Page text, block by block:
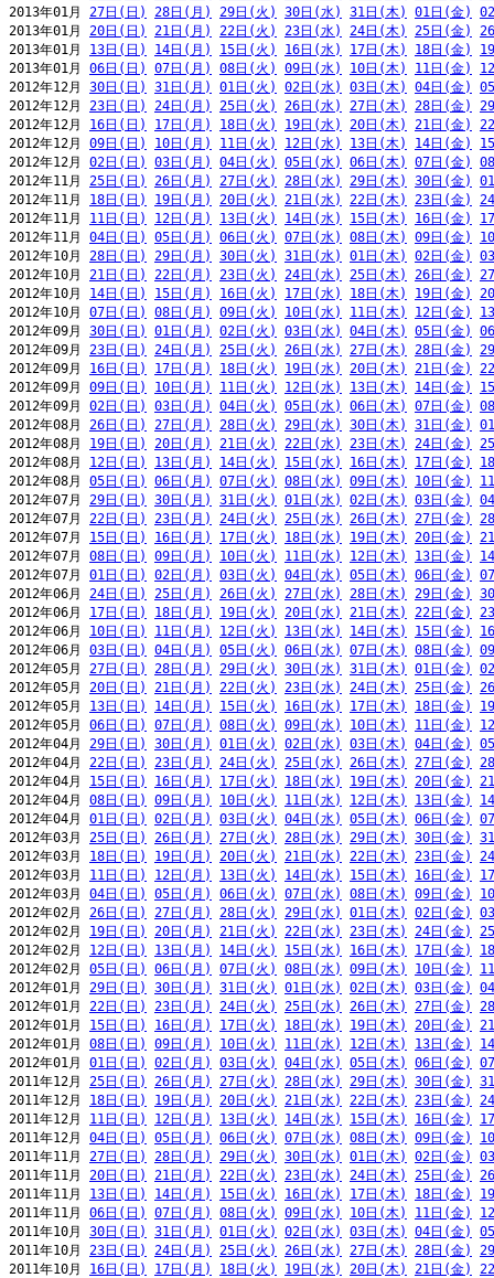
2013年01月 27日(日) 28日(月) 29日(火) 30日(水) 31日(木) 01日(金)
2013年01月 20日(日) 21日(月) 22日(火) 23日(水) 24日(木) 25日(金)
2013年01月 13日(日) 14日(月) 15日(火) 16日(水) 17日(木) 18日(金)
2013年01月 06日(日) 07日(月) 08日(火) 09日(水) 10日(木) 11日(金)
2012年12月 30日(日) 31日(月) 01日(火) 02日(水) 03日(木) 04日(金)
2012年12月 23日(日) 24日(月) 25日(火) 26日(水) 27日(木) 28日(金)
2012年12月 16日(日) 17日(月) 18日(火) 19日(水) 20日(木) 21日(金)
2012年12月 09日(日) 10日(月) 11日(火) 12日(水) 13日(木) 14日(金)
2012年12月 02日(日) 03日(月) 04日(火) 05日(水) 06日(木) 07日(金)
2012年11月 25日(日) 26日(月) 27日(火) 28日(水) 29日(木) 30日(金)
2012年11月 18日(日) 19日(月) 20日(火) 21日(水) 22日(木) 23日(金)
2012年11月 11日(日) 12日(月) 13日(火) 14日(水) 15日(木) 16日(金)
2012年11月 04日(日) 05日(月) 06日(火) 07日(水) 08日(木) 09日(金)
2012年10月 28日(日) 29日(月) 30日(火) 31日(水) 01日(木) 02日(金)
2012年10月 21日(日) 22日(月) 23日(火) 24日(水) 25日(木) 26日(金)
2012年10月 14日(日) 15日(月) 16日(火) 17日(水) 18日(木) 19日(金)
2012年10月 07日(日) 08日(月) 09日(火) 10日(水) 11日(木) 12日(金)
2012年09月 30日(日) 01日(月) 02日(火) 03日(水) 04日(木) 05日(金)
2012年09月 23日(日) 24日(月) 25日(火) 26日(水) 27日(木) 28日(金)
2012年09月 16日(日) 17日(月) 18日(火) 19日(水) 20日(木) 21日(金)
2012年09月 09日(日) 10日(月) 11日(火) 12日(水) 13日(木) 14日(金)
2012年09月 02日(日) 03日(月) 04日(火) 05日(水) 06日(木) 07日(金)
2012年08月 26日(日) 27日(月) 28日(火) 29日(水) 30日(木) 31日(金)
2012年08月 19日(日) 20日(月) 21日(火) 22日(水) 23日(木) 24日(金)
2012年08月 12日(日) 13日(月) 14日(火) 15日(水) 16日(木) 17日(金)
2012年08月 05日(日) 06日(月) 07日(火) 08日(水) 09日(木) 10日(金)
2012年07月 29日(日) 30日(月) 31日(火) 01日(水) 02日(木) 03日(金)
2012年07月 22日(日) 23日(月) 24日(火) 25日(水) 26日(木) 27日(金)
2012年07月 15日(日) 16日(月) 17日(火) 18日(水) 19日(木) 20日(金)
2012年07月 08日(日) 09日(月) 10日(火) 11日(水) 12日(木) 13日(金)
2012年07月 01日(日) 02日(月) 03日(火) 04日(水) 05日(木) 06日(金)
2012年06月 24日(日) 25日(月) 26日(火) 27日(水) 28日(木) 29日(金)
2012年06月 17日(日) 18日(月) 19日(火) 20日(水) 21日(木) 22日(金)
2012年06月 10日(日) 11日(月) 12日(火) 13日(水) 14日(木) 15日(金)
2012年06月 03日(日) 04日(月) 05日(火) 06日(水) 07日(木) 08日(金)
2012年05月 27日(日) 28日(月) 29日(火) 30日(水) 31日(木) 01日(金)
2012年05月 20日(日) 21日(月) 22日(火) 23日(水) 24日(木) 25日(金)
2012年05月 13日(日) 14日(月) 15日(火) 16日(水) 17日(木) 18日(金)
2012年05月 06日(日) 07日(月) 08日(火) 09日(水) 10日(木) 11日(金)
2012年04月 29日(日) 30日(月) 01日(火) 02日(水) 03日(木) 04日(金)
2012年04月 22日(日) 23日(月) 24日(火) 25日(水) 26日(木) 27日(金)
2012年04月 15日(日) 16日(月) 17日(火) 18日(水) 19日(木) 20日(金)
2012年04月 08日(日) 09日(月) 10日(火) 11日(水) 12日(木) 13日(金)
2012年04月 01日(日) 02日(月) 03日(火) 04日(水) 05日(木) 06日(金)
2012年03月 25日(日) 26日(月) 27日(火) 28日(水) 29日(木) 30日(金)
2012年03月 18日(日) 19日(月) 20日(火) 21日(水) 22日(木) 23日(金)
2012年03月 11日(日) 12日(月) 13日(火) 14日(水) 15日(木) 16日(金)
2012年03月 04日(日) 05日(月) 06日(火) 07日(水) 08日(木) 09日(金)
2012年02月 26日(日) 27日(月) 28日(火) 29日(水) 01日(木) 02日(金)
2012年02月 19日(日) 20日(月) 21日(火) 22日(水) 23日(木) 24日(金)
2012年02月 12日(日) 13日(月) 14日(火) 15日(水) 16日(木) 17日(金)
2012年02月 05日(日) 06日(月) 07日(火) 08日(水) 09日(木) 10日(金)
2012年01月 29日(日) 30日(月) 31日(火) 01日(水) 02日(木) 03日(金)
2012年01月 22日(日) 23日(月) 24日(火) 25日(水) 26日(木) 27日(金)
2012年01月 15日(日) 16日(月) 17日(火) 18日(水) 19日(木) 20日(金)
2012年01月 08日(日) 09日(月) 10日(火) 11日(水) 12日(木) 13日(金)
2012年01月 01日(日) 02日(月) 03日(火) 04日(水) 05日(木) 06日(金)
2011年12月 25日(日) 26日(月) 27日(火) 28日(水) 29日(木) 30日(金)
2011年12月 18日(日) 19日(月) 20日(火) 21日(水) 22日(木) 23日(金)
2011年12月 11日(日) 12日(月) 13日(火) 14日(水) 15日(木) 16日(金)
2011年12月 04日(日) 05日(月) 06日(火) 07日(水) 08日(木) 09日(金)
2011年11月 27日(日) 28日(月) 29日(火) 30日(水) 01日(木) 02日(金)
2011年11月 20日(日) 21日(月) 22日(火) 23日(水) 24日(木) 25日(金)
2011年11月 13日(日) 14日(月) 15日(火) 16日(水) 17日(木) 18日(金)
2011年11月 06日(日) 07日(月) 08日(火) 09日(水) 10日(木) 11日(金)
2011年10月 30日(日) 31日(月) 01日(火) 02日(水) 03日(木) 04日(金)
2011年10月 23日(日) 24日(月) 25日(火) 26日(水) 27日(木) 28日(金)
2011年10月 16日(日) 17日(月) 18日(火) 19日(水) 20日(木) 21日(金)